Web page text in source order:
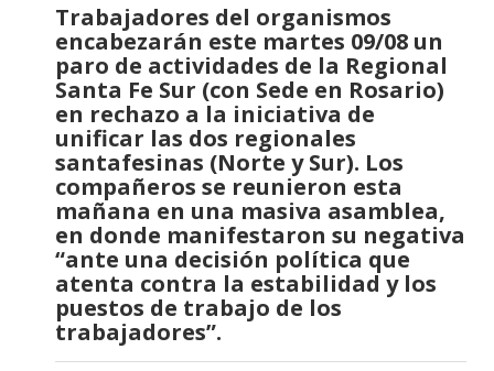
Trabajadores del organismos
encabezarán este martes 09/08 un
paro de actividades de la Regional
Santa Fe Sur (con Sede en Rosario)
en rechazo a la iniciativa de
unificar las dos regionales
santafesinas (Norte y Sur). Los
compañeros se reunieron esta
mañana en una masiva asamblea,
en donde manifestaron su negativa
“ante una decisión política que
atenta contra la estabilidad y los
puestos de trabajo de los
trabajadores”.